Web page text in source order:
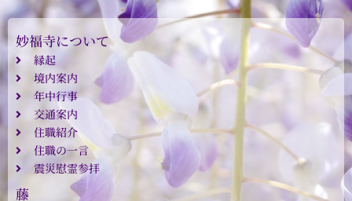
妙福寺について
縁起
境内案内
年中行事
交通案内
住職紹介
住職の一言
震災慰霊参拝
藤